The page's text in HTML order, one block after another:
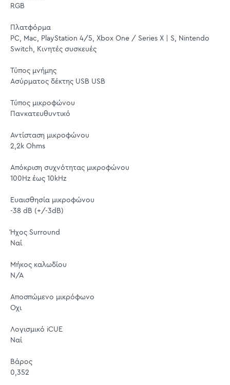
RGB
Πλατφόρμα
PC, Mac, PlayStation 4/5, Xbox One / Series X | S, Nintendo
Switch, Κινητές συσκευές
Τύπος μνήμης
Ασύρματος δέκτης USB USB
Τύπος μικροφώνου
Πανκατευθυντικό
Αντίσταση μικροφώνου
2,2k Ohms
Απόκριση συχνότητας μικροφώνου
100Hz έως 10kHz
Ευαισθησία μικροφώνου
-38 dB (+/-3dB)
Ήχος Surround
Ναί
Μήκος καλωδίου
N/A
Αποσπώμενο μικρόφωνο
Οχι
Λογισμικό iCUE
Ναί
Βάρος
0,352